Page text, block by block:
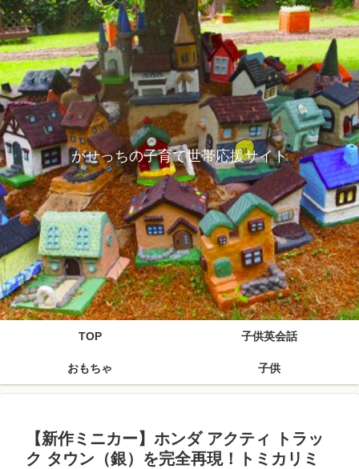
がせっちの子育て世帯応援サイト
TOP 子供英会話
おもちゃ 子供
【新作ミニカー】ホンダ アクティ トラッ
ク タウン（銀）を完全再現！トミカリミ